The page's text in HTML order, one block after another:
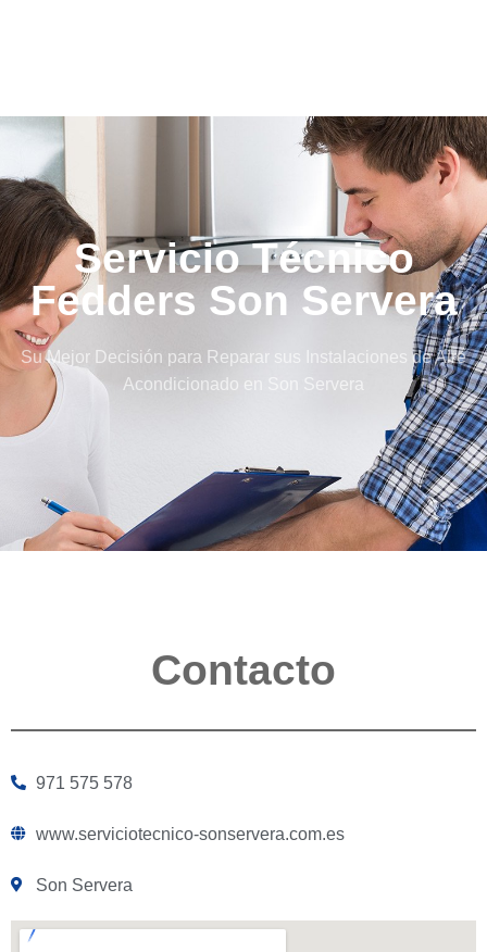
Servicio Técnico
Fedders Son Servera
Su Mejor Decisión para Reparar sus Instalaciones de Aire
Acondicionado en Son Servera
Contacto
971 575 578
www.serviciotecnico-sonservera.com.es
Son Servera